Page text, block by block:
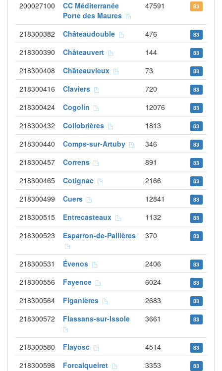
200027100
CC Méditerranée
Porte des Maures
47591 83
218300382 Châteaudouble 476 83
218300390 Châteauvert 144 83
218300408 Châteauvieux 73 83
218300416 Claviers 720 83
218300424 Cogolin 12076 83
218300432 Collobrières 1813 83
218300440 Comps-sur-Artuby 346 83
218300457 Correns 891 83
218300465 Cotignac 2166 83
218300499 Cuers 12841 83
218300515 Entrecasteaux 1132 83
218300523 Esparron-de-Pallières 370 83
218300531 Évenos 2406 83
218300556 Fayence 6024 83
218300564 Figanières 2683 83
218300572 Flassans-sur-Issole 3661 83
218300580 Flayosc 4514 83
218300598 Forcalqueiret 3353 83